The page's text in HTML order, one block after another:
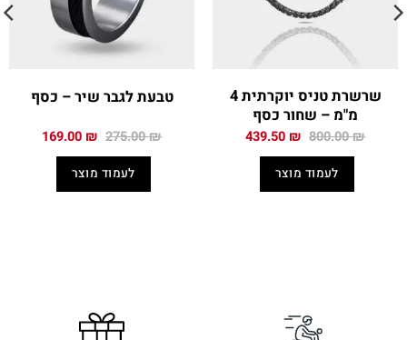
שרשרת טניס יוקרתית 4
מ"מ – שחור כסף
800.00₪ המחיר
800.00 ₪.
439.50₪ המחיר
לעמוד מוצר
טבעת לגבר שיר – כסף
275.00₪ המחיר
275.00 ₪.
169.00₪ המחיר
לעמוד מוצר